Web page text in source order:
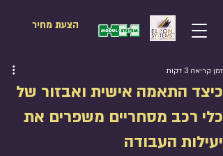
הצעת מחיר
כיצד התאמה אישית ואבזור של
כלי רכב מסחריים משפרים את
יעילות העבודה
זמן קריאה 3 דקות